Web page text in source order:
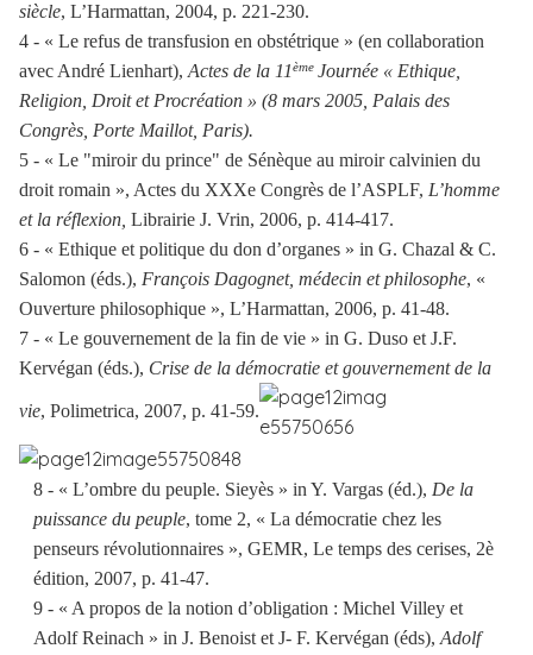
siècle, L’Harmattan, 2004, p. 221-230.
4 - « Le refus de transfusion en obstétrique » (en collaboration
avec André Lienhart), Actes de la 11ème Journée « Ethique,
Religion, Droit et Procréation » (8 mars 2005, Palais des
Congrès, Porte Maillot, Paris).
5 - « Le "miroir du prince" de Sénèque au miroir calvinien du
droit romain », Actes du XXXe Congrès de l’ASPLF, L’homme
et la réflexion, Librairie J. Vrin, 2006, p. 414-417.
6 - « Ethique et politique du don d’organes » in G. Chazal & C.
Salomon (éds.), François Dagognet, médecin et philosophe, «
Ouverture philosophique », L’Harmattan, 2006, p. 41-48.
7 - « Le gouvernement de la fin de vie » in G. Duso et J.F.
Kervégan (éds.), Crise de la démocratie et gouvernement de la
vie, Polimetrica, 2007, p. 41-59.
8 - « L’ombre du peuple. Sieyès » in Y. Vargas (éd.), De la
puissance du peuple, tome 2, « La démocratie chez les
penseurs révolutionnaires », GEMR, Le temps des cerises, 2è
édition, 2007, p. 41-47.
9 - « A propos de la notion d’obligation : Michel Villey et
Adolf Reinach » in J. Benoist et J- F. Kervégan (éds), Adolf